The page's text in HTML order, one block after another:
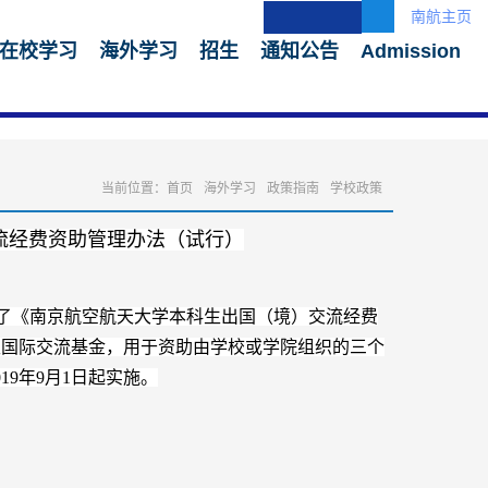
南航主页
在校学习 海外学习 招生 通知公告 Admission
当前位置： 首页 海外学习 政策指南 学校政策
费资助管理办法（试行）
《南京航空航天大学本科生出国（境）交流经费
际交流基金，用于资助由学校或学院组织的三个
年9月1日起实施。